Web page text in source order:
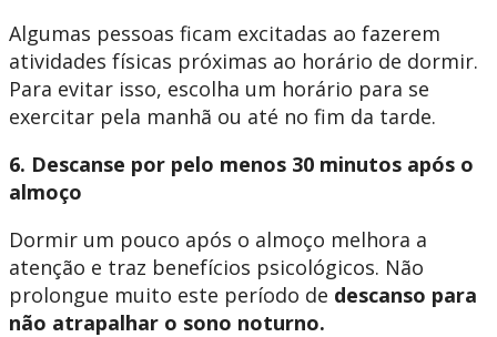
Algumas pessoas ficam excitadas ao fazerem
atividades físicas próximas ao horário de dormir.
Para evitar isso, escolha um horário para se
exercitar pela manhã ou até no fim da tarde.
6. Descanse por pelo menos 30 minutos após o
almoço
Dormir um pouco após o almoço melhora a
atenção e traz benefícios psicológicos. Não
prolongue muito este período de descanso para
não atrapalhar o sono noturno.